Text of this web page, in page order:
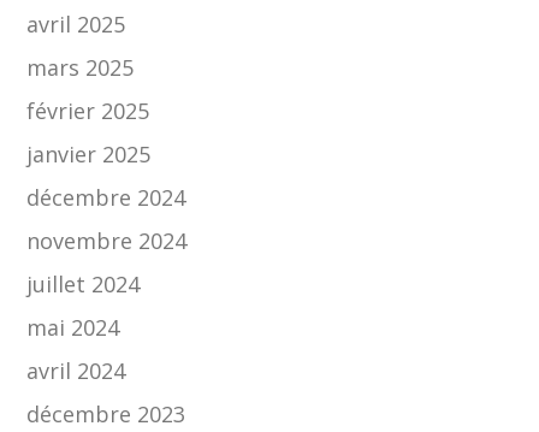
avril 2025
mars 2025
février 2025
janvier 2025
décembre 2024
novembre 2024
juillet 2024
mai 2024
avril 2024
décembre 2023